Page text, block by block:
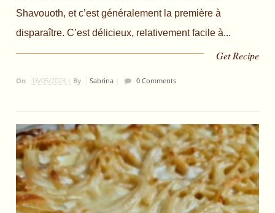
Shavouoth, et c’est généralement la première à
disparaître. C’est délicieux, relativement facile à...
Get Recipe
On 18/05/2023 | By Sabrina| 0 Comments